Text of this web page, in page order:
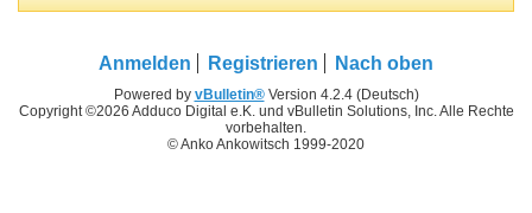
Anmelden Registrieren Nach oben
Powered by vBulletin®Version 4.2.4 (Deutsch)
Copyright ©2026 Adduco Digital e.K. und vBulletin Solutions, Inc. Alle Rechte
vorbehalten.
© Anko Ankowitsch 1999-2020